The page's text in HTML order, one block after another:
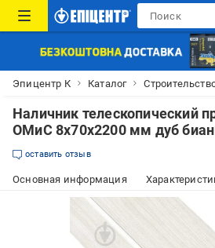
Эпицентр К Каталог
Наличник телескопический
ОМиС 8х70х2200 мм дуб
оставить отзыв
Основная информация